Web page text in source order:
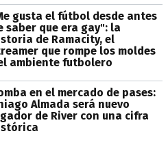
gusta el fútbol desde antes
saber que era gay": la
de Ramacity, el
que rompe los moldes
ambiente futbolero
en el mercado de pases:
Almada será nuevo
de River con una cifra